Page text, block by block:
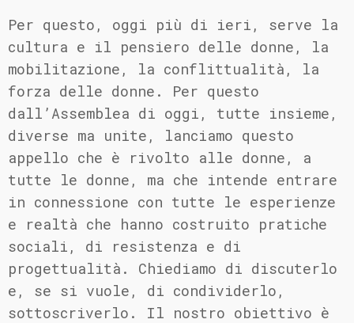
Per questo, oggi più di ieri, serve la
cultura e il pensiero delle donne, la
mobilitazione, la conflittualità, la
forza delle donne. Per questo
dall’Assemblea di oggi, tutte insieme,
diverse ma unite, lanciamo questo
appello che è rivolto alle donne, a
tutte le donne, ma che intende entrare
in connessione con tutte le esperienze
e realtà che hanno costruito pratiche
sociali, di resistenza e di
progettualità. Chiediamo di discuterlo
e, se si vuole, di condividerlo,
sottoscriverlo. Il nostro obiettivo è